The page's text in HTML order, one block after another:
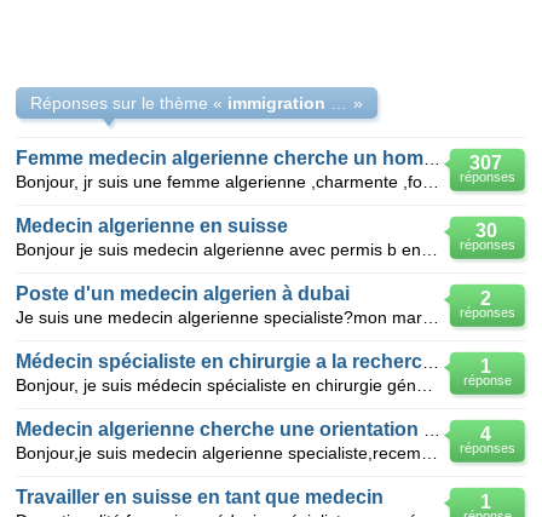
Réponses sur le thème « »
307
réponses
30
réponses
Medecin algerienne en suisse
2
réponses
Poste d'un medecin algerien à dubai
1
réponse
4
réponses
1
Travailler en suisse en tant que medecin